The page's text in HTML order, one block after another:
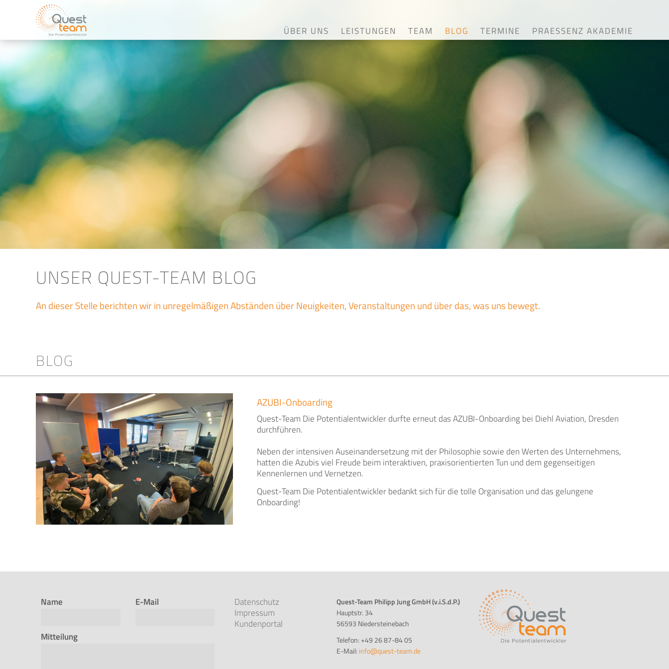
ÜBER UNS LEISTUNGEN TEAM BLOG TERMINE PRAESSENZ AKADEMIE
UNSER QUEST-TEAM BLOG
An dieser Stelle berichten wir in unregelmäßigen Abständen über Neuigkeiten, Veranstaltungen und über das, was uns bewegt.
BLOG
AZUBI-Onboarding
Quest-Team Die Potentialentwickler durfte erneut das AZUBI-Onboarding bei Diehl Aviation, Dresden
durchführen.
Neben der intensiven Auseinandersetzung mit der Philosophie sowie den Werten des Unternehmens,
hatten die Azubis viel Freude beim interaktiven, praxisorientierten Tun und dem gegenseitigen
Kennenlernen und Vernetzen.
Quest-Team Die Potentialentwickler bedankt sich für die tolle Organisation und das gelungene
Onboarding!
Name E-Mail
Mitteilung
Datenschutz
Impressum
Kundenportal
Quest-Team Philipp Jung GmbH (v.i.S.d.P.)
Hauptstr. 34
56593 Niedersteinebach
Telefon: +49 26 87-84 05
E-Mail: info@quest-team.de